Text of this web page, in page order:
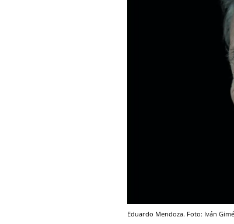
Eduardo Mendoza. Foto: Iván